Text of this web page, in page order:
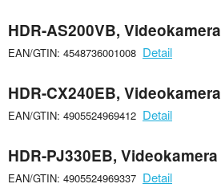
HDR-AS200VB, Videokamera
EAN/GTIN: 4548736001008 Detail
HDR-CX240EB, Videokamera
EAN/GTIN: 4905524969412 Detail
HDR-PJ330EB, Videokamera
EAN/GTIN: 4905524969337 Detail